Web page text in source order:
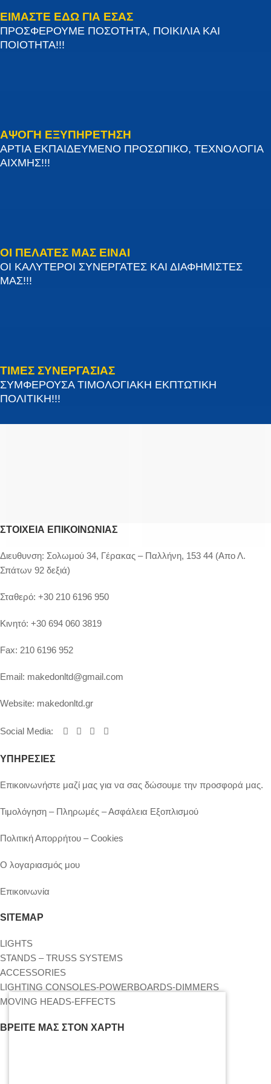
ΕΙΜΑΣΤΕ ΕΔΩ ΓΙΑ ΕΣΑΣ
ΠΡΟΣΦΕΡΟΥΜΕ ΠΟΣΟΤΗΤΑ, ΠΟΙΚΙΛΙΑ ΚΑΙ
ΠΟΙΟΤΗΤΑ!!!
ΑΨΟΓΗ ΕΞΥΠΗΡΕΤΗΣΗ
ΑΡΤΙΑ ΕΚΠΑΙΔΕΥΜΕΝΟ ΠΡΟΣΩΠΙΚΟ, ΤΕΧΝΟΛΟΓΙΑ
ΑΙΧΜΗΣ!!!
ΟΙ ΠΕΛΑΤΕΣ ΜΑΣ ΕΙΝΑΙ
ΟΙ ΚΑΛΥΤΕΡΟΙ ΣΥΝΕΡΓΑΤΕΣ ΚΑΙ ΔΙΑΦΗΜΙΣΤΕΣ
ΜΑΣ!!!
ΤΙΜΕΣ ΣΥΝΕΡΓΑΣΙΑΣ
ΣΥΜΦΕΡΟΥΣΑ ΤΙΜΟΛΟΓΙΑΚΗ ΕΚΠΤΩΤΙΚΗ
ΠΟΛΙΤΙΚΗ!!!
ΣΤΟΙΧΕΊΑ ΕΠΙΚΟΙΝΩΝΊΑΣ
Διευθυνση: Σολωμού 34, Γέρακας – Παλλήνη, 153 44 (Απο Λ.
Σπάτων 92 δεξιά)
Σταθερό: +30 210 6196 950
Κινητό: +30 694 060 3819
Fax: 210 6196 952
Email: makedonltd@gmail.com
Website: makedonltd.gr
Social Media:
ΥΠΗΡΕΣΙΕΣ
Επικοινωνήστε μαζί μας για να σας δώσουμε την προσφορά μας.
Τιμολόγηση – Πληρωμές – Ασφάλεια Εξοπλισμού
Πολιτική Απορρήτου – Cookies
Ο λογαριασμός μου
Επικοινωνία
SITEMAP
LIGHTS
STANDS – TRUSS SYSTEMS
ACCESSORIES
LIGHTING CONSOLES-POWERBOARDS-DIMMERS
MOVING HEADS-EFFECTS
ΒΡΕΊΤΕ ΜΑΣ ΣΤΟΝ ΧΆΡΤΗ